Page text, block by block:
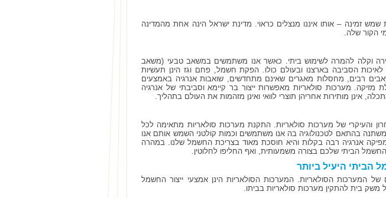
זמינה – אותו איננו מנצלים כראוי. מדינת ישראל הינה אחת מהמדינה
הקור שלה.
וקלה להמרה לשימוש ביתי. כאשר אנו משתמשים במשאב טבעי (משאב
הסביבה בארצנו ובעולם כולו. הפקת חשמל, פחם וגז הינן תעשיות
רבים, מחסלות מאגרים שאינם מתחדשים, שואבות אנרגיה באמצעים
מזיקה. מערכות סולאריות מאפשרות ייצור בר קיימא וסביבתי של אנרגיה
אינן מותירות אחריהן תוצרי לוואי ואינן מזהמות את העולם בתהליך.
והעיקרי של מערכות סולאריות. התקנת מערכות סולאריות מתאימה לכל
בהתאם לטכנולוגיה בה אנו משתמשים וכמות קולטני השמש אותם אנו
אנרגיה רבה בקלות והיא חוסכת מאוד בצריכת החשמל שלנו. במהרה
הביתי שלכם בצורה משמעותית, ואף החליפו לחלוטין.
הביתי היעיל ביותר
של המערכות הסולאריות. המערכות הסולאריות הינן אמצעי ייצור החשמל
משק בית להתקין מערכות סולאריות בביתו.